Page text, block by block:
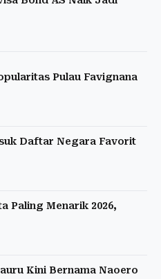
Pulau Favignana
Daftar Negara Favorit
Paling Menarik 2026,
Kini Bernama Naoero